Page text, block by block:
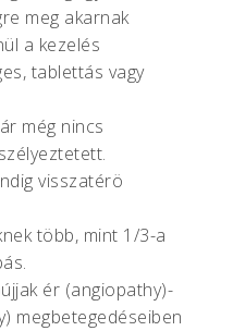
meg akarnak
a kezelés
tablettás vagy
még nincs
visszatérö
több, mint 1/3-a
ér (angiopathy)-
megbetegedéseiben